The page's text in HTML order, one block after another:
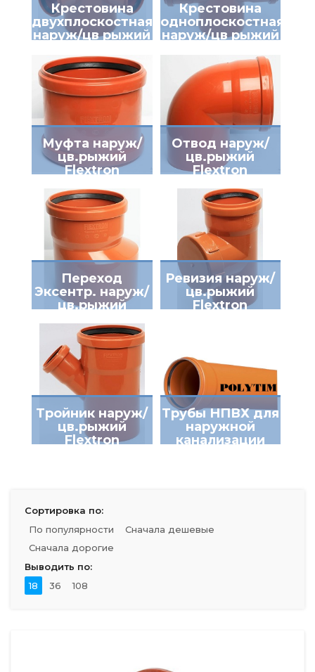
Крестовина
двухплоскостная
наруж/цв рыжий
Крестовина
одноплоскостная
наруж/цв рыжий
Муфта наруж/
цв.рыжий
Flextron
Отвод наруж/
цв.рыжий
Flextron
Переход
Эксентр. наруж/
цв.рыжий
Ревизия наруж/
цв.рыжий
Flextron
Тройник наруж/
цв.рыжий
Flextron
Трубы НПВХ для
наружной
канализации
Сортировка по:
По популярности
Сначала дешевые
Сначала дорогие
Выводить по:
18
36 108